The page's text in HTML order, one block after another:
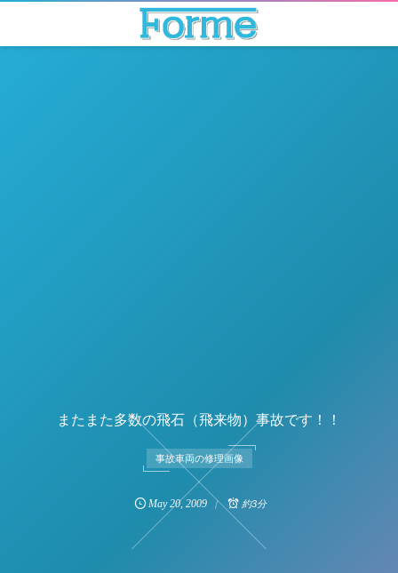
またまた多数の飛石（飛来物）事故です！！
事故車両の修理画像
May 20,2009 約3分